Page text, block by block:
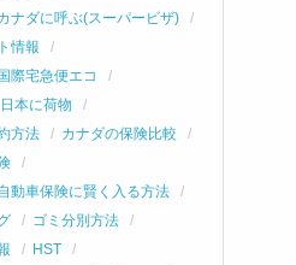
ナダに呼ぶ(スーパービザ)
情報
際宅急便エコ
本に荷物
方法
カナダの保険比較
動車保険に賢く入る方法
ゴミ分別方法
HST